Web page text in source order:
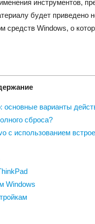
инструментов,
будет приведено
средств Windows, о
основные варианты
сброса?
с использованием
Windows